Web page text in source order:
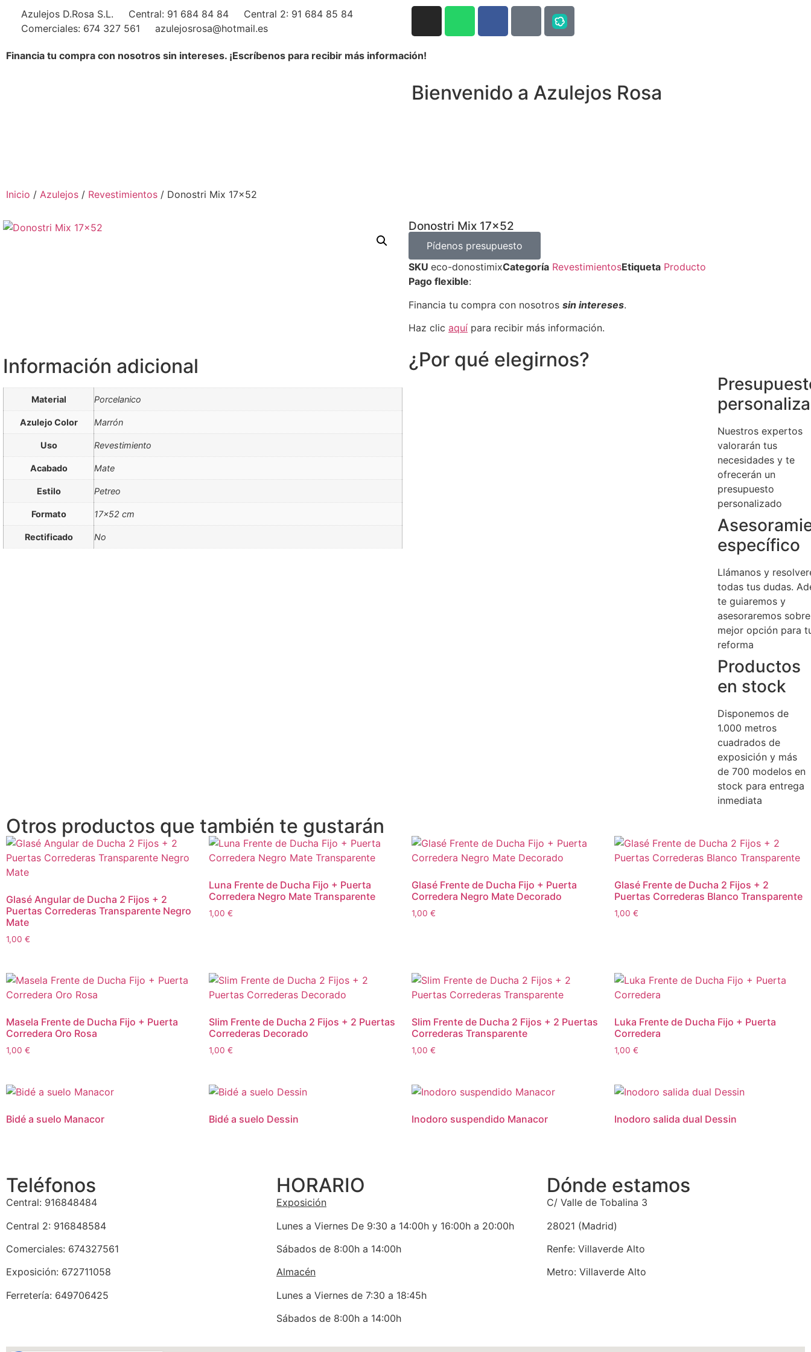
Azulejos D.Rosa S.L. Central: 91 684 84 84
Central 2: 91 684 85 84
Comerciales: 674 327 561
azulejosrosa@hotmail.es
Financia tu compra con nosotros sin intereses. ¡Escríbenos para recibir más información!
Bienvenido a Azulejos Rosa
Inicio / Azulejos / Revestimientos / Donostri Mix 17×52
Donostri Mix 17×52
Pídenos presupuesto
SKU eco-donostimixCategoría RevestimientosEtiqueta Producto
Pago flexible:
Financia tu compra con nosotros sin intereses.
Haz clic aquí para recibir más información.
Información adicional
Material Porcelanico
Azulejo Color Marrón
Uso Revestimiento
Acabado Mate
Estilo Petreo
Formato 17×52 cm
Rectificado No
¿Por qué elegirnos?
Nuestros expertos
valorarán tus
necesidades y te
ofrecerán un
presupuesto
personalizado
específico
Llámanos y
todas tus dudas.
te guiaremos y
asesoraremos
mejor opción para
reforma
Productos
en stock
Disponemos de
1.000 metros
cuadrados de
exposición y más
de 700 modelos en
stock para entrega
inmediata
Otros productos que también te gustarán
Glasé Angular de Ducha 2 Fijos + 2
Puertas Correderas Transparente Negro
Mate
1,00 €
Luna Frente de Ducha Fijo + Puerta
Corredera Negro Mate Transparente
1,00 €
Glasé Frente de Ducha Fijo + Puerta
Corredera Negro Mate Decorado
1,00 €
Glasé Frente de Ducha 2 Fijos + 2
Puertas Correderas Blanco Transparente
1,00 €
Masela Frente de Ducha Fijo + Puerta
Corredera Oro Rosa
1,00 €
Slim Frente de Ducha 2 Fijos + 2 Puertas
Correderas Decorado
1,00 €
Slim Frente de Ducha 2 Fijos + 2 Puertas
Correderas Transparente
1,00 €
Luka Frente de Ducha Fijo + Puerta
Corredera
1,00 €
Bidé a suelo Manacor Bidé a suelo Dessin Inodoro suspendido Manacor Inodoro salida dual Dessin
Teléfonos
Central: 916848484
Central 2: 916848584
Comerciales: 674327561
Exposición: 672711058
Ferretería: 649706425
HORARIO
Exposición
Lunes a Viernes De 9:30 a 14:00h y 16:00h a 20:00h
Sábados de 8:00h a 14:00h
Almacén
Lunes a Viernes de 7:30 a 18:45h
Sábados de 8:00h a 14:00h
Dónde estamos
C/ Valle de Tobalina 3
28021 (Madrid)
Renfe: Villaverde Alto
Metro: Villaverde Alto